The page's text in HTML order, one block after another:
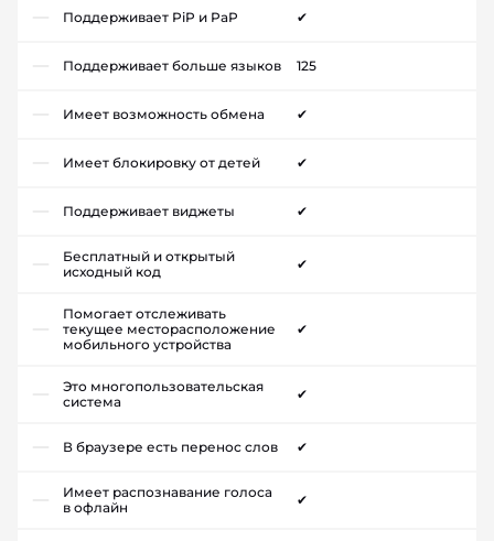
Поддерживает PiP и PaP ✔
Поддерживает больше языков 125
Имеет возможность обмена ✔
Имеет блокировку от детей ✔
Поддерживает виджеты ✔
Бесплатный и открытый
исходный код
✔
Помогает отслеживать
текущее месторасположение
мобильного устройства
✔
Это многопользовательская
система
✔
В браузере есть перенос слов ✔
Имеет распознавание голоса
в офлайн
✔